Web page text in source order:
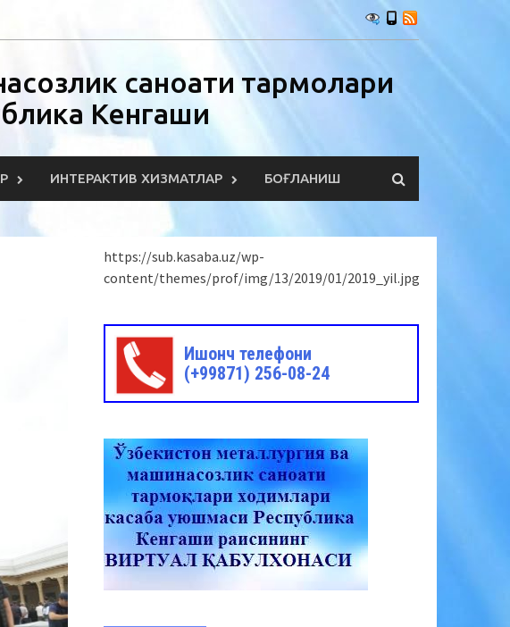
саноати тармоқлари
Кенгаши
ИНТЕРАКТИВ ХИЗМАТЛАР БОҒЛАНИШ
https://sub.kasaba.uz/wp-
content/themes/prof/img/13/2019/01/2019_yil.jpg
Ишонч телефони
(+99871) 256-08-24